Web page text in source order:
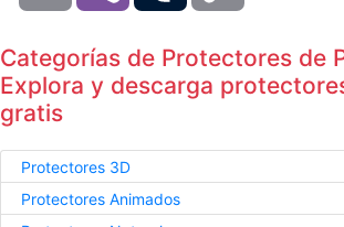
Categorías de Protectores de
Explora y descarga
gratis
Protectores 3D
Protectores Animados